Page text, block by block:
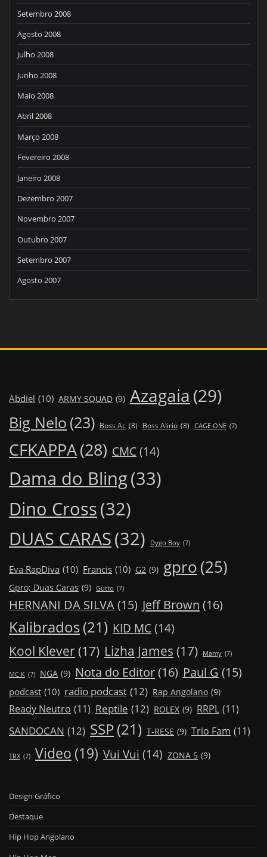
Setembro 2008
Agosto 2008
Julho 2008
Junho 2008
Maio 2008
Abril 2008
Março 2008
Fevereiro 2008
Janeiro 2008
Dezembro 2007
Novembro 2007
Outubro 2007
Setembro 2007
Agosto 2007
Abdiel (10) ARMY SQUAD (9) Azagaia (29)
Big Nelo (23) Boss Ac (8) Boss Alirio (8) CAGE ONE (7)
CFKAPPA(28) CMC (14)
Dama do Bling(33)
Dino Cross(32)
DUAS CARAS(32) Dygo Boy (7)
Eva RapDiva (10) Francis (10) G2 (9) gpro(25)
Gpro; Duas Caras (9) Gutto (7)
HERNANI DA SILVA(15) Jeff Brown (16)
Kalibrados(21) KID MC (14)
Kool Klever (17) Lizha James (17) Mamy (7)
MC K (7) NGA (9) Nota do Editor(16) Paul G (15)
podcast (10) radio podcast (12) Rap Angolano (9)
Ready Neutro (11) Reptile (12) ROLEX (9) RRPL (11)
SANDOCAN (12) SSP(21) T-RESE (9) Trio Fam (11)
TRX (7) Video (19) Vui Vui (14) ZONA 5 (9)
Design Gráfico
Destaque
Hip Hop Angolano